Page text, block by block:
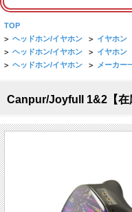
TOP
> ヘッドホン/イヤホン > イヤホン
> ヘッドホン/イヤホン > イヤホン
> ヘッドホン/イヤホン > メーカー
Canpur/Joyfull 1&2【在